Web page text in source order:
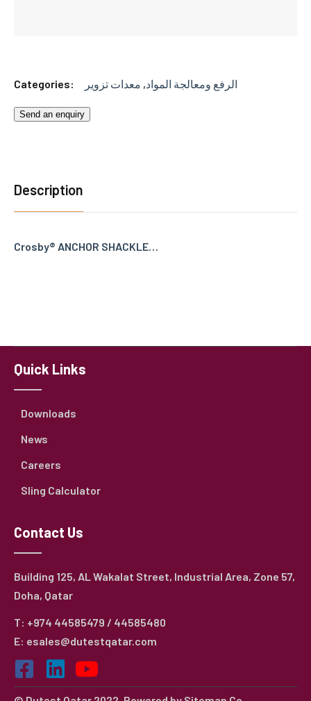
Categories: الرفع ومعالجة المواد, معدات تزوير
Send an enquiry
Description
Crosby® ANCHOR SHACKLE…
Quick Links
Downloads
News
Careers
Sling Calculator
Contact Us
Building 125, AL Wakalat Street, Industrial Area, Zone 57,
Doha, Qatar
T: +974 44585479 / 44585480
E: esales@dutestqatar.com